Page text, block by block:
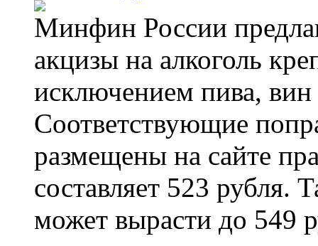
Минфин России
акцизы на алкоголь
исключением пива,
Соответствующие
размещены на сайте
составляет 523 рубля.
может вырасти до 549